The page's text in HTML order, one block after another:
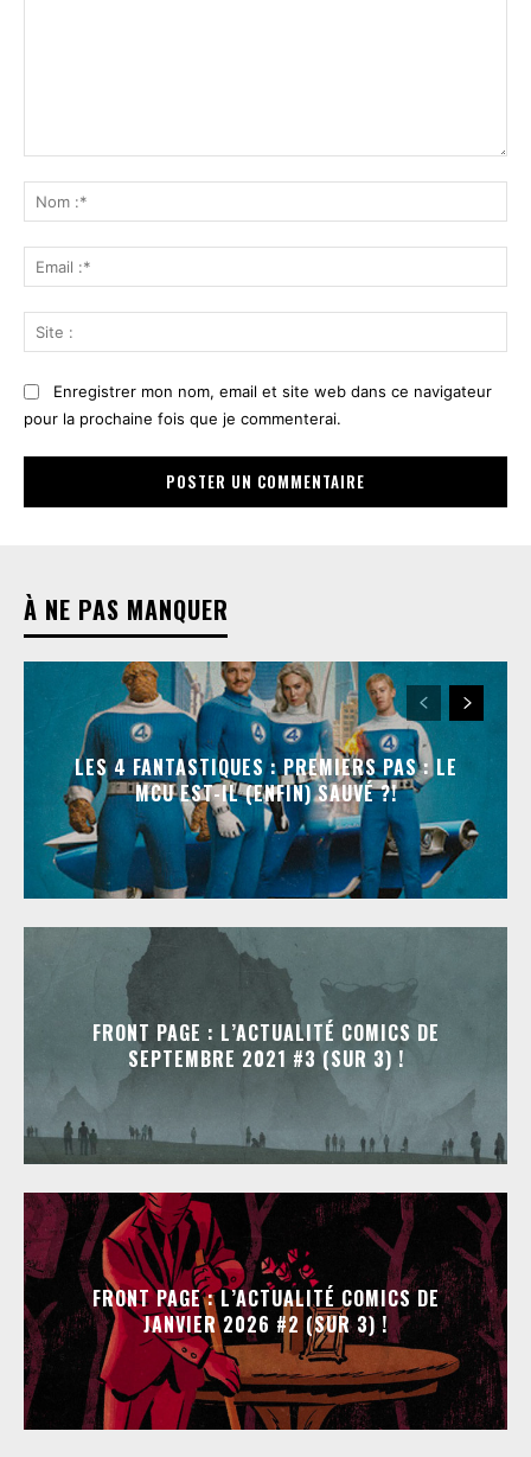
:*
:*
:
Enregistrer mon nom, email et site web dans ce navigateur
pour la prochaine fois que je commenterai.
À NE PAS MANQUER
LES 4 FANTASTIQUES : PREMIERS PAS : LE
MCU EST-IL (ENFIN) SAUVÉ ?!
FRONT PAGE : L’ACTUALITÉ COMICS DE
SEPTEMBRE 2021 #3 (SUR 3) !
FRONT PAGE : L’ACTUALITÉ COMICS DE
JANVIER 2026 #2 (SUR 3) !